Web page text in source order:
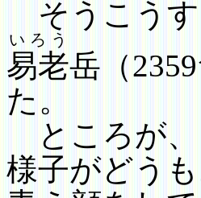
そうこうす
易老
いろう
岳（2359
た。
ところが、
様子がどうも